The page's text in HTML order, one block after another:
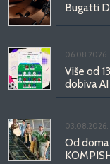
Bugatti
06.08.2026.
Više od
dobiva
03.08.2026.
Od